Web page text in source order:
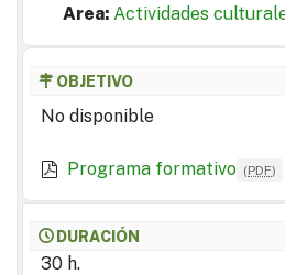
Area: Actividades
OBJETIVO
No disponible
Programa formativo (PDF)
DURACIÓN
30 h.